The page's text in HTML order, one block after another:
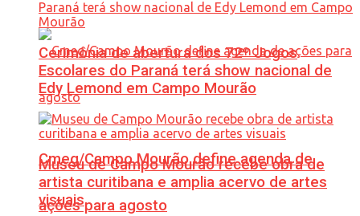
Cmeg/Campo Mourão define agenda de
ações para agosto
Cerimônia de abertura dos 72º Jogos
Escolares do Paraná terá show nacional de
Edy Lemond em Campo Mourão
Museu de Campo Mourão recebe obra de
artista curitibana e amplia acervo de artes
visuais